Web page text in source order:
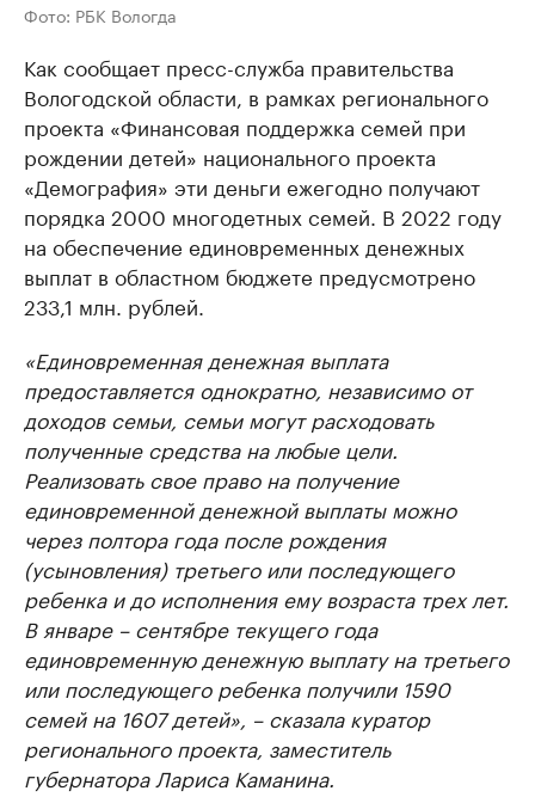
Фото: РБК Вологда
Как сообщает пресс-служба правительства
Вологодской области, в рамках регионального
проекта «Финансовая поддержка семей при
рождении детей» национального проекта
«Демография» эти деньги ежегодно получают
порядка 2000 многодетных семей. В 2022 году
на обеспечение единовременных денежных
выплат в областном бюджете предусмотрено
233,1 млн. рублей.
«Единовременная денежная выплата
предоставляется однократно, независимо от
доходов семьи, семьи могут расходовать
полученные средства на любые цели.
Реализовать свое право на получение
единовременной денежной выплаты можно
через полтора года после рождения
(усыновления) третьего или последующего
ребенка и до исполнения ему возраста трех лет.
В январе – сентябре текущего года
единовременную денежную выплату на третьего
или последующего ребенка получили 1590
семей на 1607 детей», – сказала куратор
регионального проекта, заместитель
губернатора Лариса Каманина.